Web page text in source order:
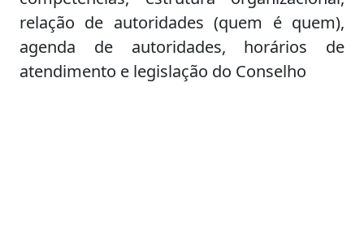
relação de autoridades (quem é quem),
agenda de autoridades, horários de
atendimento e legislação do Conselho